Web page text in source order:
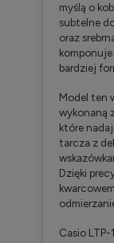
myślą o
subtelne
oraz
bardziej
Model ten
wykonaną
które
tarcza z
Dzięki
Casio